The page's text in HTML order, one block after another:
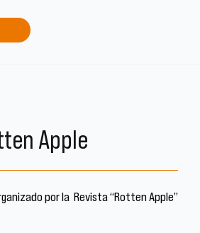
Apple
por la Revista“RottenApple”